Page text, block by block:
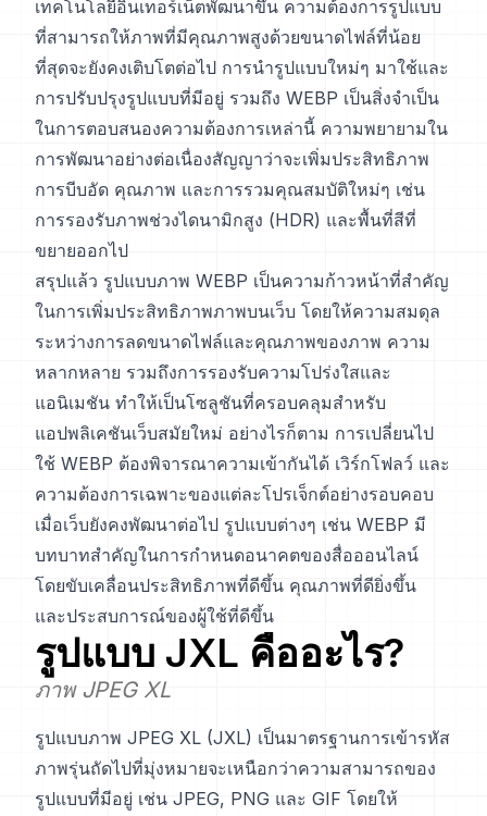
เทคโนโลยีอินเทอร์เน็ตพัฒนาขึ้น ความต้องการรูปแบบ
ที่สามารถให้ภาพที่มีคุณภาพสูงด้วยขนาดไฟล์ที่น้อย
ที่สุดจะยังคงเติบโตต่อไป การนำรูปแบบใหม่ๆ มาใช้และ
การปรับปรุงรูปแบบที่มีอยู่ รวมถึง WEBP เป็นสิ่งจำเป็น
ในการตอบสนองความต้องการเหล่านี้ ความพยายามใน
การพัฒนาอย่างต่อเนื่องสัญญาว่าจะเพิ่มประสิทธิภาพ
การบีบอัด คุณภาพ และการรวมคุณสมบัติใหม่ๆ เช่น
การรองรับภาพช่วงไดนามิกสูง (HDR) และพื้นที่สีที่
ขยายออกไป
สรุปแล้ว รูปแบบภาพ WEBP เป็นความก้าวหน้าที่สำคัญ
ในการเพิ่มประสิทธิภาพภาพบนเว็บ โดยให้ความสมดุล
ระหว่างการลดขนาดไฟล์และคุณภาพของภาพ ความ
หลากหลาย รวมถึงการรองรับความโปร่งใสและ
แอนิเมชัน ทำให้เป็นโซลูชันที่ครอบคลุมสำหรับ
แอปพลิเคชันเว็บสมัยใหม่ อย่างไรก็ตาม การเปลี่ยนไป
ใช้ WEBP ต้องพิจารณาความเข้ากันได้ เวิร์กโฟลว์ และ
ความต้องการเฉพาะของแต่ละโปรเจ็กต์อย่างรอบคอบ
เมื่อเว็บยังคงพัฒนาต่อไป รูปแบบต่างๆ เช่น WEBP มี
บทบาทสำคัญในการกำหนดอนาคตของสื่อออนไลน์
โดยขับเคลื่อนประสิทธิภาพที่ดีขึ้น คุณภาพที่ดียิ่งขึ้น
และประสบการณ์ของผู้ใช้ที่ดีขึ้น
รูปแบบ JXL คืออะไร?
ภาพ JPEG XL
รูปแบบภาพ JPEG XL (JXL) เป็นมาตรฐานการเข้ารหัส
ภาพรุ่นถัดไปที่มุ่งหมายจะเหนือกว่าความสามารถของ
รูปแบบที่มีอยู่ เช่น JPEG, PNG และ GIF โดยให้